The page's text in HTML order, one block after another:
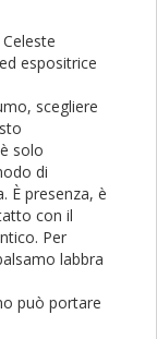
espositrice
scegliere
solo
di
È presenza, è
con il
Per
labbra
può portare